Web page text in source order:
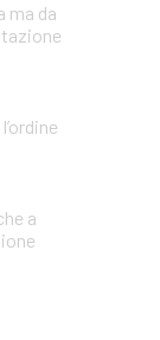
ma da
a